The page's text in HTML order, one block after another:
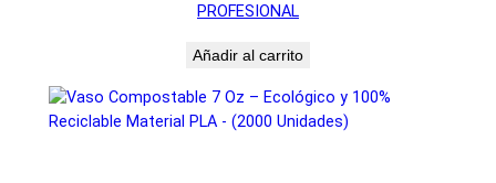
PROFESIONAL
Añadir al carrito